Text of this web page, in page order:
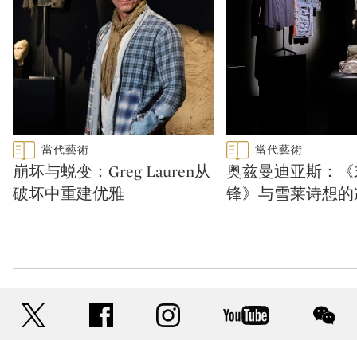
Type: featured
CATEGORY:當代藝術
崩坏与蜕变：Greg Lauren从
破坏中重建优雅
Type: featured
CATEGORY:當代藝術
奥兹曼迪亚斯：
锋》与雪莱诗想
facebook instagram youtube